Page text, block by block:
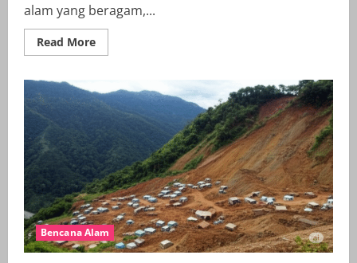
alam yang beragam,...
Read MoreRead
more
Hadapi
Serangkaian
Bencana
Alam
Tahun
2024:
Dari
Gempa
Bumi
hingga
Banjir
Bandang
Bencana Alam